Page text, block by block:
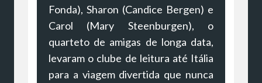
Fonda), Sharon (Candice Bergen) e
Carol (Mary Steenburgen), o
quarteto de amigas de longa data,
levaram o clube de leitura até Itália
para a viagem divertida que nunca